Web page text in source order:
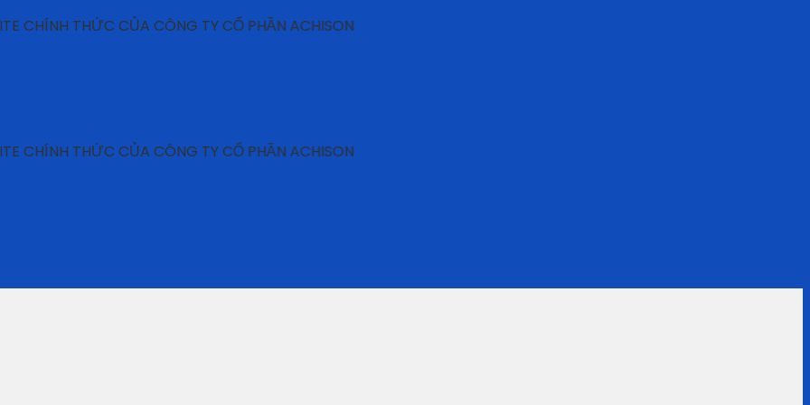
THỨC CỦA CÔNG TY CỔ PHẦN ACHISON
THỨC CỦA CÔNG TY CỔ PHẦN ACHISON